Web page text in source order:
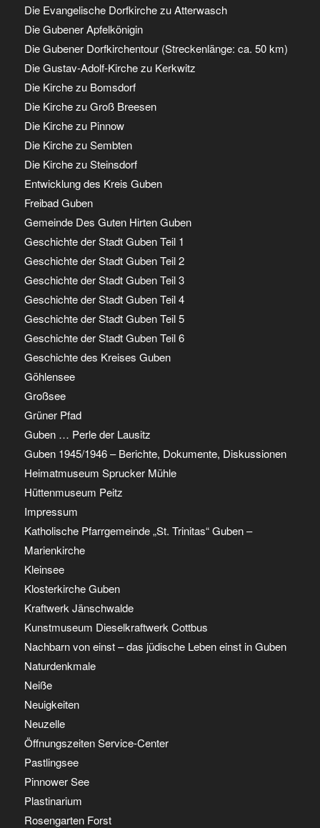
Die Evangelische Dorfkirche zu Atterwasch
Die Gubener Apfelkönigin
Die Gubener Dorfkirchentour (Streckenlänge: ca. 50 km)
Die Gustav-Adolf-Kirche zu Kerkwitz
Die Kirche zu Bomsdorf
Die Kirche zu Groß Breesen
Die Kirche zu Pinnow
Die Kirche zu Sembten
Die Kirche zu Steinsdorf
Entwicklung des Kreis Guben
Freibad Guben
Gemeinde Des Guten Hirten Guben
Geschichte der Stadt Guben Teil 1
Geschichte der Stadt Guben Teil 2
Geschichte der Stadt Guben Teil 3
Geschichte der Stadt Guben Teil 4
Geschichte der Stadt Guben Teil 5
Geschichte der Stadt Guben Teil 6
Geschichte des Kreises Guben
Göhlensee
Großsee
Grüner Pfad
Guben … Perle der Lausitz
Guben 1945/1946 – Berichte, Dokumente, Diskussionen
Heimatmuseum Sprucker Mühle
Hüttenmuseum Peitz
Impressum
Katholische Pfarrgemeinde „St. Trinitas“ Guben –
Marienkirche
Kleinsee
Klosterkirche Guben
Kraftwerk Jänschwalde
Kunstmuseum Dieselkraftwerk Cottbus
Nachbarn von einst – das jüdische Leben einst in Guben
Naturdenkmale
Neiße
Neuigkeiten
Neuzelle
Öffnungszeiten Service-Center
Pastlingsee
Pinnower See
Plastinarium
Rosengarten Forst